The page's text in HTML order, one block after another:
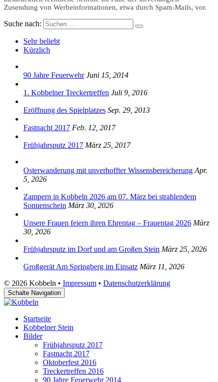
Zusendung von Werbeinformationen, etwa durch Spam-Mails, vor.
Suche nach:
Sehr beliebt
Kürzlich
90 Jahre Feuerwehr Juni 15, 2014
1. Kobbelner Treckertreffen Juli 9, 2016
Eröffnung des Spielplatzes Sep. 29, 2013
Fastnacht 2017 Feb. 12, 2017
Frühjahrsputz 2017 März 25, 2017
Osterwanderung mit unverhoffter Wissensbereicherung Apr.
5, 2026
Zampern in Kobbeln 2026 am 07. März bei strahlendem
Sonnenschein März 30, 2026
Unsere Frauen feiern ihren Ehrentag – Frauentag 2026 März
30, 2026
Frühjahrsputz im Dorf und am Großen Stein März 25, 2026
Großgerät Am Springberg im Einsatz März 11, 2026
© 2026 Kobbeln • Impressum • Datenschutzerklärung
Schalte Navigation
Startseite
Kobbelner Stein
Bilder
Frühjahrsputz 2017
Fastnacht 2017
Oktoberfest 2016
Treckertreffen 2016
90 Jahre Feuerwehr 2014